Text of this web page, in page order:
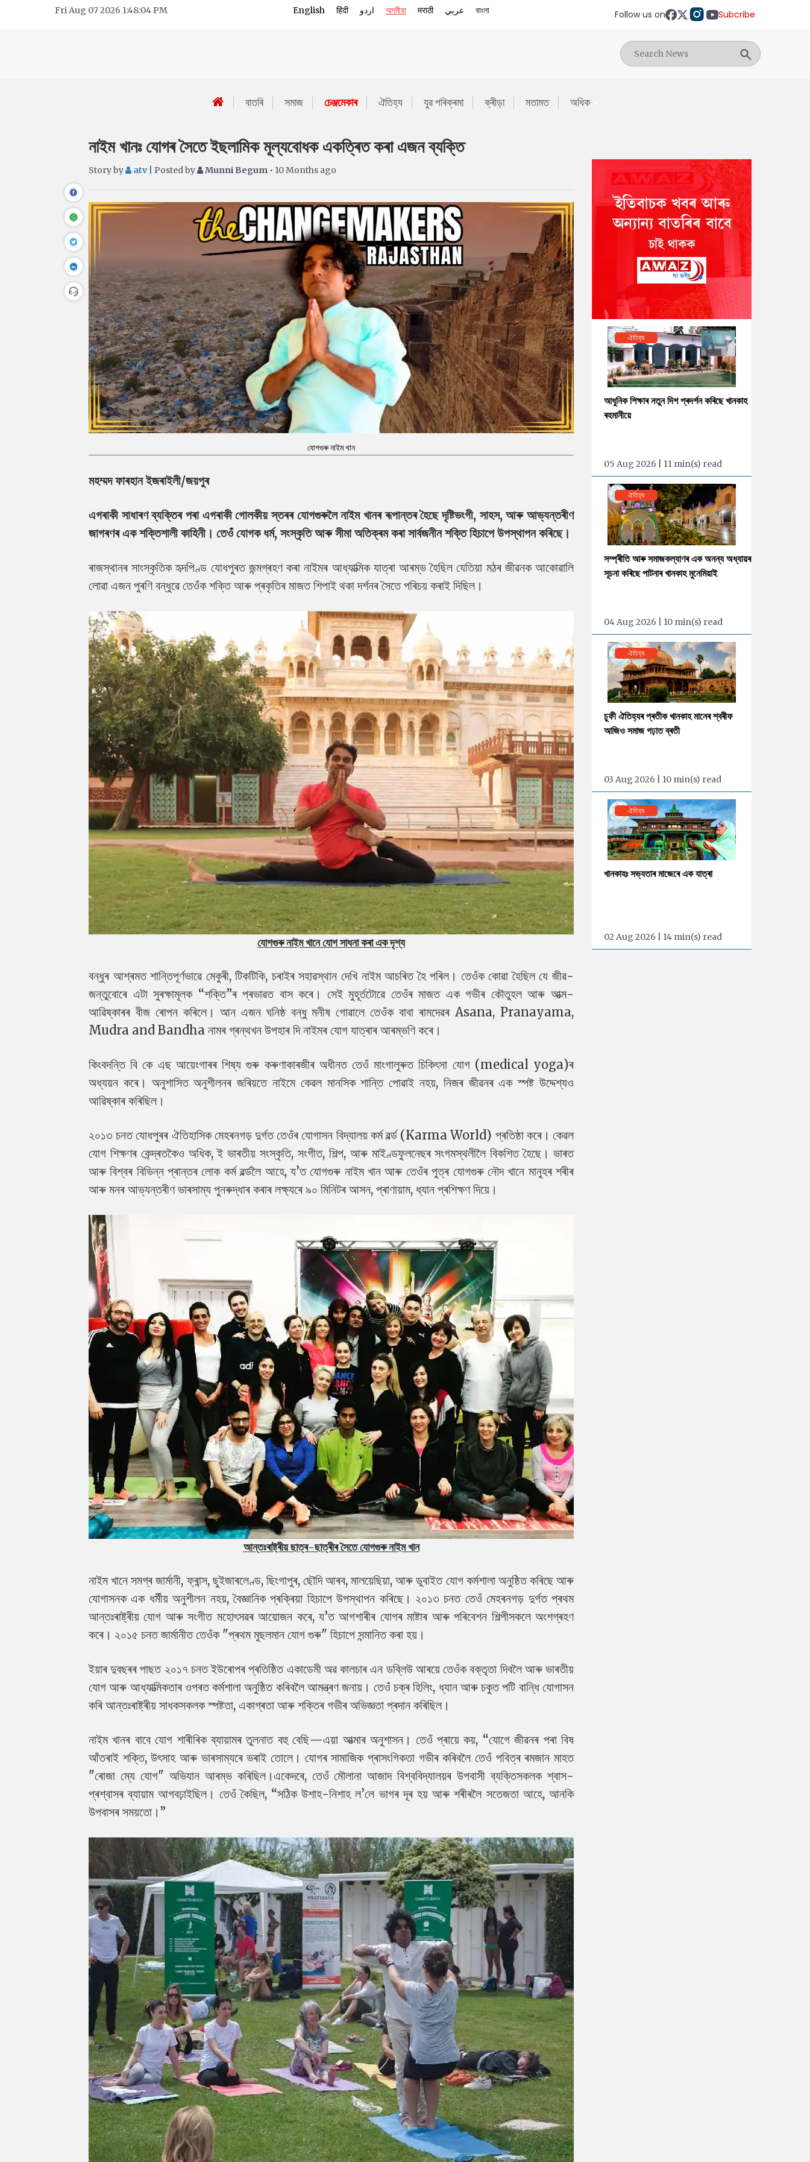
Fri Aug 07 2026 1:48:04 PM English हिंदी اردو অসমীয়া मराठी عربي বাংলা Follow us on Subcribe
বাতৰি সমাজ চেঞ্জমেকাৰ ঐতিহ্য যুৱ পৰিক্ৰমা ক্ৰীড়া মতামত অধিক
নাইম ​​খানঃ যোগৰ সৈতে ইছলামিক মূল্যবোধক একত্ৰিত কৰা এজন ব্যক্তি
Story by atv| Posted by Munni Begum • 10 Months ago
যোগগুৰু নাইম খান
মহম্মদ ফাৰহান ইজৰাইলী/জয়পুৰ
এগৰাকী সাধাৰণ ব্যক্তিৰ পৰা এগৰাকী গোলকীয় স্তৰৰ যোগগুৰুলৈ নাইম খানৰ ৰূপান্তৰ হৈছে দৃষ্টিভংগী, সাহস, আৰু আভ্যন্তৰীণ
জাগৰণৰ এক শক্তিশালী কাহিনী। তেওঁ যোগক ধৰ্ম, সংস্কৃতি আৰু সীমা অতিক্ৰম কৰা সাৰ্বজনীন শক্তি হিচাপে উপস্থাপন কৰিছে।
ৰাজস্থানৰ সাংস্কৃতিক হৃদপিণ্ড যোধপুৰত জন্মগ্ৰহণ কৰা নাইমৰ আধ্যাত্মিক যাত্ৰা আৰম্ভ হৈছিল যেতিয়া মঠৰ জীৱনক আকোৱালি
লোৱা এজন পুৰণি বন্ধুৱে তেওঁক শক্তি আৰু প্ৰকৃতিৰ মাজত শিপাই থকা দৰ্শনৰ সৈতে পৰিচয় কৰাই দিছিল।
যোগগুৰু নাইম খানে যোগ সাধনা কৰা এক দৃশ্য
বন্ধুৰ আশ্ৰমত শান্তিপূৰ্ণভাৱে মেকুৰী, টিকটিকি, চৰাইৰ সহাৱস্থান দেখি নাইম আচৰিত হৈ পৰিল। তেওঁক কোৱা হৈছিল যে জীৱ-
জন্তুবোৰে এটা সুৰক্ষামূলক “শক্তি”ৰ প্ৰভাৱত বাস কৰে। সেই মুহূৰ্তটোৱে তেওঁৰ মাজত এক গভীৰ কৌতুহল আৰু আত্ম-
আৱিষ্কাৰৰ বীজ ৰোপন কৰিলে। আন এজন ঘনিষ্ঠ বন্ধু মনীষ গোৱালে তেওঁক বাবা ৰামদেৱৰ Asana, Pranayama,
Mudra and Bandha নামৰ গ্ৰন্থখন উপহাৰ দি নাইমৰ যোগ যাত্ৰাৰ আৰম্ভণি কৰে।
কিংবদন্তি বি কে এছ আয়েংগাৰৰ শিষ্য গুৰু কৰুণাকাৰজীৰ অধীনত তেওঁ মাংগালুৰুত চিকিৎসা যোগ (medical yoga)ৰ
অধ্যয়ন কৰে। অনুশাসিত অনুশীলনৰ জৰিয়তে নাইমে কেৱল মানসিক শান্তি পোৱাই নহয়, নিজৰ জীৱনৰ এক স্পষ্ট উদ্দেশ্যও
আৱিষ্কাৰ কৰিছিল।
২০১৩ চনত যোধপুৰৰ ঐতিহাসিক মেহৰনগড় দুৰ্গত তেওঁৰ যোগাসন বিদ্যালয় কৰ্ম ৱৰ্ল্ড (Karma World) প্ৰতিষ্ঠা কৰে। কেৱল
যোগ শিক্ষণৰ কেন্দ্ৰতকৈও অধিক, ই ভাৰতীয় সংস্কৃতি, সংগীত, শিল্প, আৰু মাইণ্ডফুলনেছৰ সংগমস্থলীলৈ বিকশিত হৈছে। ভাৰত
আৰু বিশ্বৰ বিভিন্ন প্ৰান্তৰ লোক কৰ্ম ৱৰ্ল্ডলৈ আহে, য’ত যোগগুৰু নাইম খান আৰু তেওঁৰ পুত্ৰ যোগগুৰু নৌদ খানে মানুহৰ শৰীৰ
আৰু মনৰ আভ্যন্তৰীণ ভাৰসাম্য পুনৰুদ্ধাৰ কৰাৰ লক্ষ্যৰে ৯০ মিনিটৰ আসন, প্ৰাণায়াম, ধ্যান প্ৰশিক্ষণ দিয়ে।
আন্তঃৰাষ্ট্ৰীয় ছাত্ৰ-ছাত্ৰীৰ সৈতে যোগগুৰু নাইম খান
নাইম খানে সমগ্ৰ জাৰ্মানী, ফ্ৰান্স, ছুইজাৰলেণ্ড, ছিংগাপুৰ, ছৌদি আৰব, মালয়েছিয়া, আৰু ডুবাইত যোগ কৰ্মশালা অনুষ্ঠিত কৰিছে আৰু
যোগাসনক এক ধৰ্মীয় অনুশীলন নহয়, বৈজ্ঞানিক প্ৰক্ৰিয়া হিচাপে উপস্থাপন কৰিছে। ২০১৩ চনত তেওঁ মেহৰনগড় দুৰ্গত প্ৰথম
আন্তঃৰাষ্ট্ৰীয় যোগ আৰু সংগীত মহোৎসৱৰ আয়োজন কৰে, য’ত আগশাৰীৰ যোগৰ মাষ্টাৰ আৰু পৰিবেশন শিল্পীসকলে অংশগ্ৰহণ
কৰে। ২০১৫ চনত জাৰ্মানীত তেওঁক "প্ৰথম মুছলমান যোগ গুৰু" হিচাপে সন্মানিত কৰা হয়।
ইয়াৰ দুবছৰৰ পাছত ২০১৭ চনত ইউৰোপৰ প্ৰতিষ্ঠিত একাডেমী অৱ কালচাৰ এন ডব্লিউ আৰয়ে তেওঁক বক্তৃতা দিবলৈ আৰু ভাৰতীয়
যোগ আৰু আধ্যাত্মিকতাৰ ওপৰত কৰ্মশালা অনুষ্ঠিত কৰিবলৈ আমন্ত্ৰণ জনায়। তেওঁ চক্ৰ হিলিং, ধ্যান আৰু চকুত পটি বান্ধি যোগাসন
কৰি আন্তঃৰাষ্ট্ৰীয় সাধকসকলক স্পষ্টতা, একাগ্ৰতা আৰু শক্তিৰ গভীৰ অভিজ্ঞতা প্ৰদান কৰিছিল।
নাইম খানৰ বাবে যোগ শাৰীৰিক ব্যায়ামৰ তুলনাত বহু বেছি—এয়া আত্মাৰ অনুশাসন। তেওঁ প্ৰায়ে কয়, “যোগে জীৱনৰ পৰা বিষ
আঁতৰাই শক্তি, উৎসাহ আৰু ভাৰসাম্যৰে ভৰাই তোলে। যোগৰ সামাজিক প্ৰাসংগিকতা গভীৰ কৰিবলৈ তেওঁ পবিত্ৰ ৰমজান মাহত
"ৰোজা ম্যে যোগ" অভিযান আৰম্ভ কৰিছিল।একেদৰে, তেওঁ মৌলানা আজাদ বিশ্ববিদ্যালয়ৰ উপবাসী ব্যক্তিসকলক শ্বাস-
প্ৰশ্বাসৰ ব্যায়াম আগবঢ়াইছিল। তেওঁ কৈছিল, “সঠিক উশাহ-নিশাহ ল’লে ভাগৰ দূৰ হয় আৰু শৰীৰলৈ সতেজতা আহে, আনকি
উপবাসৰ সময়তো।”
ঐতিহ্য
আধুনিক শিক্ষাৰ নতুন দিশ প্ৰদৰ্শন কৰিছে খানকাহ
ৰহমানীয়ে
05 Aug 2026 | 11 min(s) read
ঐতিহ্য
সম্প্ৰীতি আৰু সমাজকল্যাণৰ এক অনন্য অধ্যায়ৰ
সূচনা কৰিছে পাটনাৰ খানকাহ মুনেমিয়াই
04 Aug 2026 | 10 min(s) read
ঐতিহ্য
চুফী ঐতিহ্যৰ প্ৰতীক খানকাহ মানেৰ শ্বৰীফ
আজিও সমাজ গঢ়াত ব্ৰতী
03 Aug 2026 | 10 min(s) read
ঐতিহ্য
খানকাহঃ সভ্যতাৰ মাজেৰে এক যাত্ৰা
02 Aug 2026 | 14 min(s) read